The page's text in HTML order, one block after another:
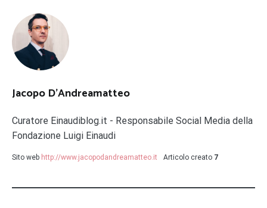
Jacopo D'Andreamatteo
Curatore Einaudiblog.it - Responsabile Social Media della
Fondazione Luigi Einaudi
Sito web http://www.jacopodandreamatteo.it Articolo creato 7